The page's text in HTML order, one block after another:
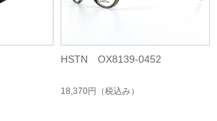
HSTN OX8139-0452
18,370円 （税込み）